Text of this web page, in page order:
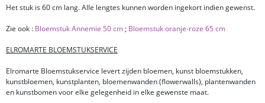
Het stuk is 60 cm lang. Alle lengtes kunnen worden ingekort indien gewenst.
Zie ook : Bloemstuk Annemie 50 cm ; Bloemstuk oranje-roze 65 cm
ELROMARTE BLOEMSTUKSERVICE
Elromarte Bloemstukservice levert zijden bloemen, kunst bloemstukken,
kunstbloemen, kunstplanten, bloemenwanden (flowerwalls), plantenwanden
en kunstbomen voor elke gelegenheid in elke gewenste maat.